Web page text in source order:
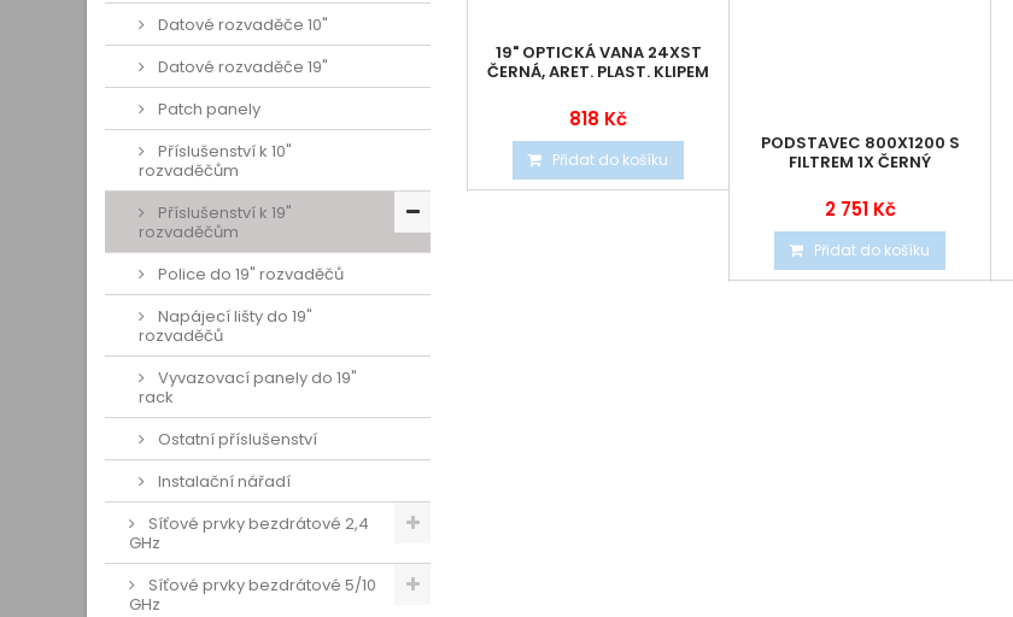
Datové rozvaděče 10"
Datové rozvaděče 19"
Patch panely
Příslušenství k 10"
rozvaděčům
Příslušenství k 19"
rozvaděčům
Police do 19" rozvaděčů
Napájecí lišty do 19"
rozvaděčů
Vyvazovací panely do 19"
rack
Ostatní příslušenství
Instalační nářadí
Síťové prvky bezdrátové 2,4
GHz
Síťové prvky bezdrátové 5/10
GHz
19" OPTICKÁ VANA 24XST
ČERNÁ, ARET. PLAST. KLIPEM
818 Kč
Přidat do košíku
PODSTAVEC 800X1200 S
FILTREM 1X ČERNÝ
2 751 Kč
Přidat do košíku